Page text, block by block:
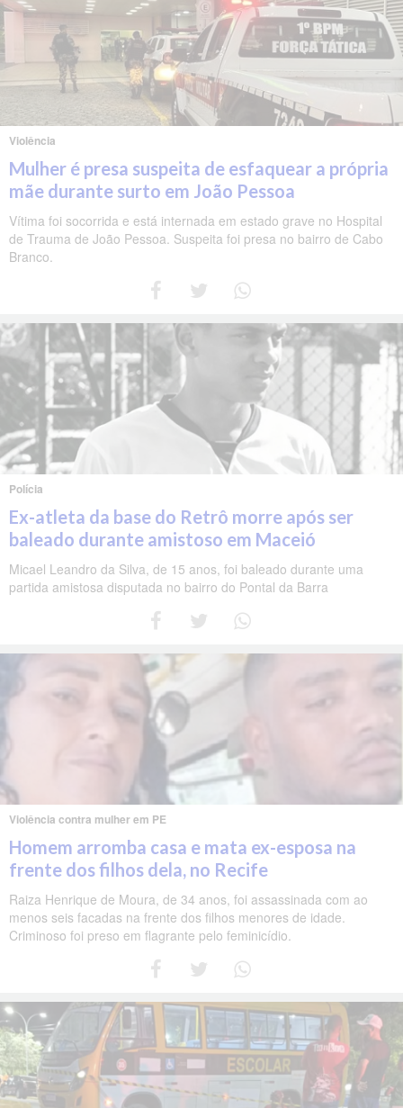
Violência
Mulher é presa suspeita de esfaquear a própria
mãe durante surto em João Pessoa
Vítima foi socorrida e está internada em estado grave no Hospital
de Trauma de João Pessoa. Suspeita foi presa no bairro de Cabo
Branco.
Polícia
Ex-atleta da base do Retrô morre após ser
baleado durante amistoso em Maceió
Micael Leandro da Silva, de 15 anos, foi baleado durante uma
partida amistosa disputada no bairro do Pontal da Barra
Violência contra mulher em PE
Homem arromba casa e mata ex-esposa na
frente dos filhos dela, no Recife
Raiza Henrique de Moura, de 34 anos, foi assassinada com ao
menos seis facadas na frente dos filhos menores de idade.
Criminoso foi preso em flagrante pelo feminicídio.